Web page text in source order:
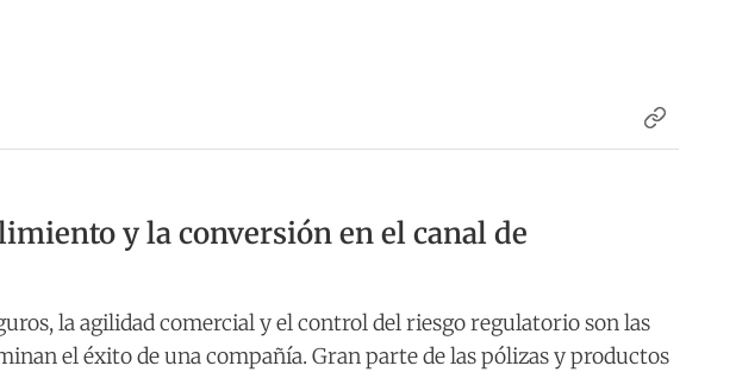
y la conversión en el canal de
la agilidad comercial y el control del riesgo regulatorio son las
el éxito de una compañía. Gran parte de las pólizas y productos